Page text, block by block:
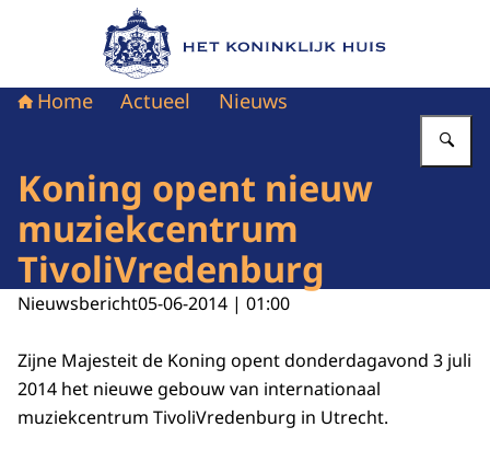
Naar de homepage van Het Koninklijk Huis
Home Actueel Nieuws
Koning opent nieuw
muziekcentrum
TivoliVredenburg
Nieuwsbericht05-06-2014 | 01:00
Zijne Majesteit de Koning opent donderdagavond 3 juli
2014 het nieuwe gebouw van internationaal
muziekcentrum TivoliVredenburg in Utrecht.